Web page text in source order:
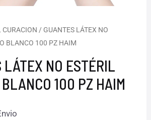
CURACION / GUANTES LÁTEX NO
BLANCO 100 PZ HAIM
LÁTEX NO ESTÉRIL
100 PZ HAIM